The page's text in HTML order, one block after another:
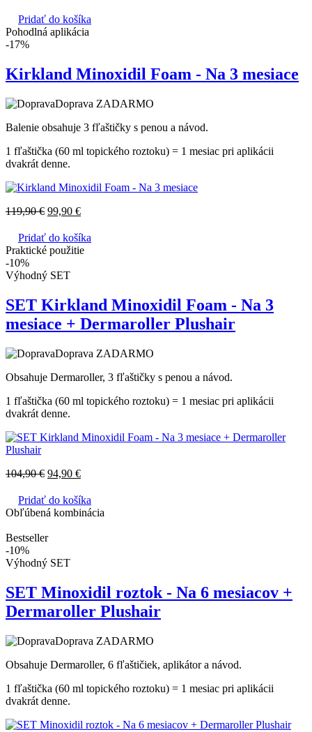
Pridať do košíka
Pohodlná aplikácia
-17%
Kirkland Minoxidil Foam - Na 3 mesiace
Doprava ZADARMO
Balenie obsahuje 3 fľaštičky s penou a návod.
1 fľaštička (60 ml topického roztoku) = 1 mesiac pri aplikácii
dvakrát denne.
119,90€ 99,90 €
Pridať do košíka
Praktické použitie
-10%
Výhodný SET
SET Kirkland Minoxidil Foam - Na 3
mesiace + Dermaroller Plushair
Doprava ZADARMO
Obsahuje Dermaroller, 3 fľaštičky s penou a návod.
1 fľaštička (60 ml topického roztoku) = 1 mesiac pri aplikácii
dvakrát denne.
104,90€ 94,90 €
Pridať do košíka
Obľúbená kombinácia
Bestseller
-10%
Výhodný SET
SET Minoxidil roztok - Na 6 mesiacov +
Dermaroller Plushair
Doprava ZADARMO
Obsahuje Dermaroller, 6 fľaštičiek, aplikátor a návod.
1 fľaštička (60 ml topického roztoku) = 1 mesiac pri aplikácii
dvakrát denne.